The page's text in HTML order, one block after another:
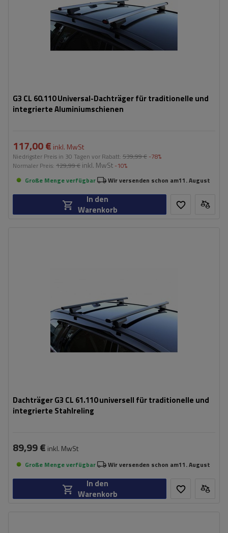
G3 CL 60.110 Universal-Dachträger für traditionelle und
integrierte Aluminiumschienen
117,00 € inkl. MwSt
Niedrigster Preis in 30 Tagen vor Rabatt: 539,99 € -78%
Normaler Preis: 129,99 € inkl. MwSt -10%
Große Menge verfügbar
Wir versenden schon am11. August
In den
Warenkorb
Dachträger G3 CL 61.110 universell für traditionelle und
integrierte Stahlreling
89,99 € inkl. MwSt
Große Menge verfügbar Wir versenden schon am11. August
In den
Warenkorb